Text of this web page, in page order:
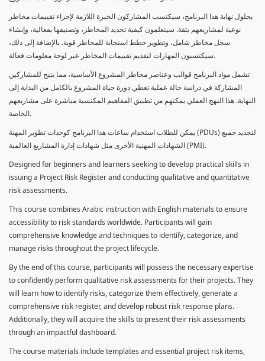
بحلول نهاية هذا البرنامج، سيكتسب المشاركون الخبرة اللازمة لإجراء تقييمات مخاطر
نوعية لمشاريعهم بثقة. سيتعلمون كيفية تحديد المخاطر، وتصنيفها بفعالية، وإنشاء
سجل مخاطر شامل، وتطوير خطط استجابة للمخاطر قوية. بالإضافة إلى ذلك،
سيكتسبون المهارات لتقديم تقييمات المخاطر عبر لوحة معلومات فعالة.
تشمل مواد البرنامج قوالب وعناصر مخاطر المشروع الأساسية، مما يتيح للمشاركين
المشاركة في دراسة حالة عملية تغطي دورة حياة المشروع بالكامل من البداية إلى
النهاية. هذا النهج العملي يمكنهم من تطبيق المفاهيم المكتسبة مباشرة على مشاريعهم
الخاصة.
يمكن للطلاب استخدام ساعات هذا البرنامج كوحدات تطوير المهنة (PDUs) لتجديد جميع
الشهادات المهنية الأخرى مثل شهادات إدارة المشاريع العالمية (PMI).
Designed for beginners and learners seeking to develop practical skills in
issuing a Project Risk Register and conducting qualitative and quantitative
risk assessments.
This course combines Arabic instruction with English materials to ensure
accessibility to risk standards worldwide. Participants will gain
comprehensive knowledge and techniques to identify, categorize, and
manage risks throughout the project lifecycle.
By the end of this course, participants will possess the necessary expertise
to confidently perform qualitative risk assessments for their projects. They
will learn how to identify risks, categorize them effectively, generate a
comprehensive risk register, and develop robust risk response plans.
Additionally, they will acquire the skills to present their risk assessments
through an impactful dashboard.
The course materials include templates and essential project risk items,